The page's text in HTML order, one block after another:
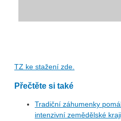
TZ ke stažení zde.
Přečtěte si také
Tradiční záhumenky
intenzivní zemědělské